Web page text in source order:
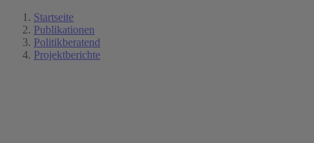
Startseite
Publikationen
Politikberatend
Projektberichte